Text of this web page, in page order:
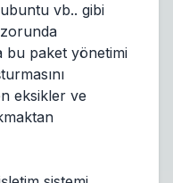
vb.. gibi
bu paket yönetimi
eksikler ve